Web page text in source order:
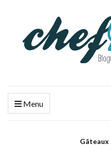
Menu
Gâteaux